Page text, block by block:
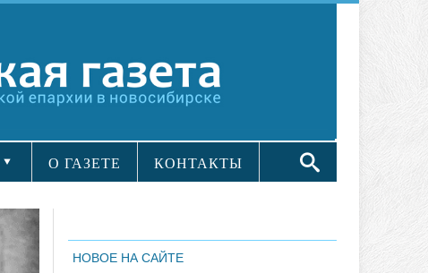
О ГАЗЕТЕ КОНТАКТЫ
НОВОЕ НА САЙТЕ